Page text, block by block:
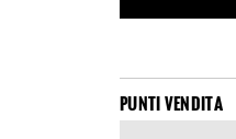
PUNTI VENDITA